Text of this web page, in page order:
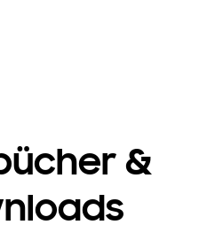
&